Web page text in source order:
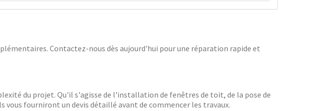
Contactez-nous dès aujourd'hui pour une réparation rapide et
du projet. Qu'il s'agisse de l'installation de fenêtres de toit, de la pose de
fourniront un devis détaillé avant de commencer les travaux.